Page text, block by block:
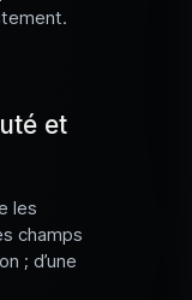
et
les
champs
; d’une